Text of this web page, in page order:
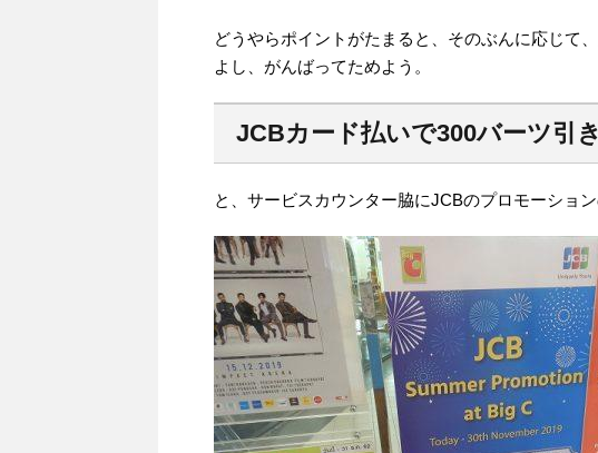
どうやらポイントがたまると、そのぶんに応じて
よし、がんばってためよう。
JCBカード払いで300バーツ引き
と、サービスカウンター脇にJCBのプロモーション